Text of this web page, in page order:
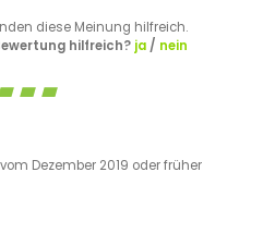
diese Meinung hilfreich.
hilfreich? ja/ nein
vom Dezember 2019 oder früher